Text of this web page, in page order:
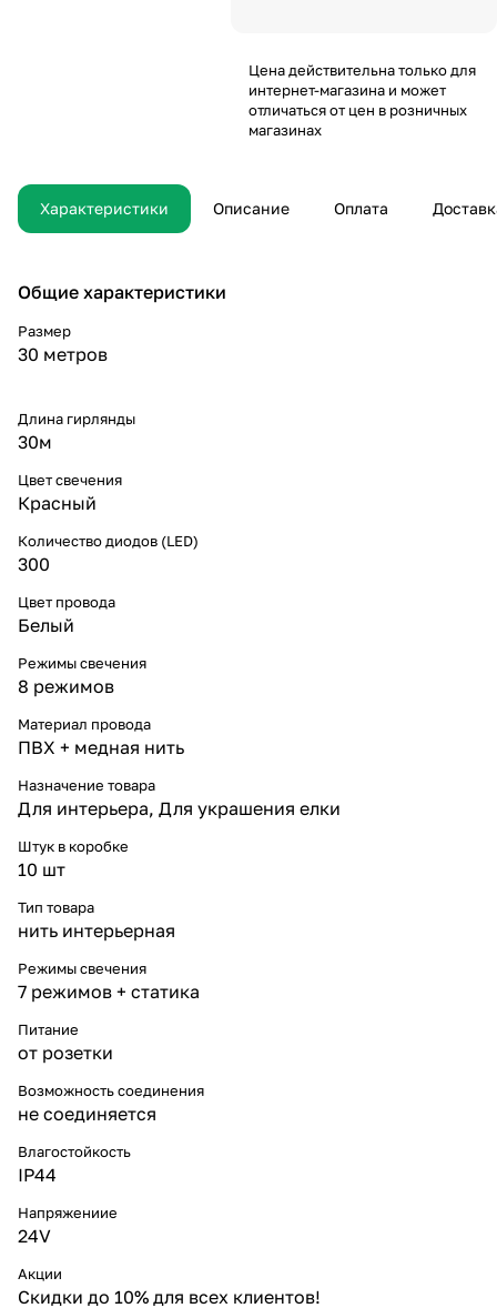
* Интерьерный декор.
Почему выбирают «Леон-Лайт»
* Профессиональные
* Сертифицированная
качества.
* Оптимальное сочетание
бизнеса и городских проектов.
* Доставка по России и
консультации специалистов.
Вы можете купить гирлянду
нить 30 м 300 LED красная с
крупными каплями прямо
сейчас в интернет-магазине
«Леон-Лайт». Это яркое и
стильное решение для декора с
доставкой по России.
Цена действительна только для
интернет-магазина и может
отличаться от цен в розничных
магазинах
Характеристики Описание Оплата
Общие характеристики
Размер
30 метров
Длина гирлянды
30м
Цвет свечения
Красный
Количество диодов (LED)
300
Цвет провода
Белый
Режимы свечения
8 режимов
Материал провода
ПВХ + медная нить
Назначение товара
Для интерьера, Для украшения елки
Штук в коробке
10 шт
Тип товара
нить интерьерная
Режимы свечения
7 режимов + статика
Питание
от розетки
Возможность соединения
не соединяется
Влагостойкость
IP44
Напряжениие
24V
Акции
Скидки до 10% для всех клиентов!